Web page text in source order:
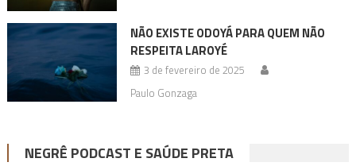
NÃO EXISTE ODOYÁ PARA QUEM NÃO
RESPEITA LAROYÉ
3 de fevereiro de 2025
Paulo Gonzaga
NEGRÊ PODCAST E SAÚDE PRETA